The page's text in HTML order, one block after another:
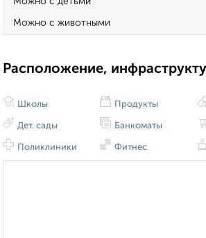
Можно с животными
Расположение,
Школы
Дет. сады
Поликлиники
Продукты
Банкоматы
Фитнес